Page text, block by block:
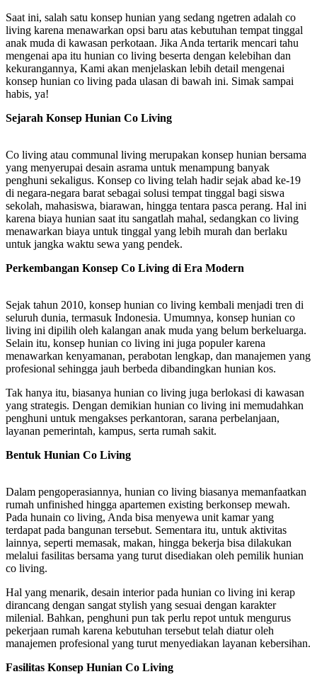
Saat ini, salah satu konsep hunian yang sedang ngetren adalah co
living karena menawarkan opsi baru atas kebutuhan tempat tinggal
anak muda di kawasan perkotaan. Jika Anda tertarik mencari tahu
mengenai apa itu hunian co living beserta dengan kelebihan dan
kekurangannya, Kami akan menjelaskan lebih detail mengenai
konsep hunian co living pada ulasan di bawah ini. Simak sampai
habis, ya!
Sejarah Konsep Hunian Co Living
Co living atau communal living merupakan konsep hunian bersama
yang menyerupai desain asrama untuk menampung banyak
penghuni sekaligus. Konsep co living telah hadir sejak abad ke-19
di negara-negara barat sebagai solusi tempat tinggal bagi siswa
sekolah, mahasiswa, biarawan, hingga tentara pasca perang. Hal ini
karena biaya hunian saat itu sangatlah mahal, sedangkan co living
menawarkan biaya untuk tinggal yang lebih murah dan berlaku
untuk jangka waktu sewa yang pendek.
Perkembangan Konsep Co Living di Era Modern
Sejak tahun 2010, konsep hunian co living kembali menjadi tren di
seluruh dunia, termasuk Indonesia. Umumnya, konsep hunian co
living ini dipilih oleh kalangan anak muda yang belum berkeluarga.
Selain itu, konsep hunian co living ini juga populer karena
menawarkan kenyamanan, perabotan lengkap, dan manajemen yang
profesional sehingga jauh berbeda dibandingkan hunian kos.
Tak hanya itu, biasanya hunian co living juga berlokasi di kawasan
yang strategis. Dengan demikian hunian co living ini memudahkan
penghuni untuk mengakses perkantoran, sarana perbelanjaan,
layanan pemerintah, kampus, serta rumah sakit.
Bentuk Hunian Co Living
Dalam pengoperasiannya, hunian co living biasanya memanfaatkan
rumah unfinished hingga apartemen existing berkonsep mewah.
Pada hunain co living, Anda bisa menyewa unit kamar yang
terdapat pada bangunan tersebut. Sementara itu, untuk aktivitas
lainnya, seperti memasak, makan, hingga bekerja bisa dilakukan
melalui fasilitas bersama yang turut disediakan oleh pemilik hunian
co living.
Hal yang menarik, desain interior pada hunian co living ini kerap
dirancang dengan sangat stylish yang sesuai dengan karakter
milenial. Bahkan, penghuni pun tak perlu repot untuk mengurus
pekerjaan rumah karena kebutuhan tersebut telah diatur oleh
manajemen profesional yang turut menyediakan layanan kebersihan.
Fasilitas Konsep Hunian Co Living